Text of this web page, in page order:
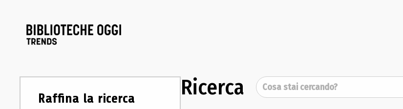
Raffina la ricerca Ricerca Cerca